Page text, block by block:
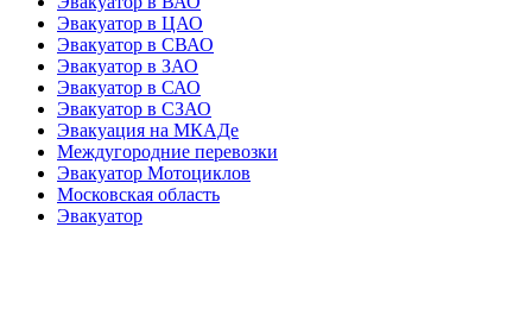
Эвакуатор в ЦАО
Эвакуатор в СВАО
Эвакуатор в ЗАО
Эвакуатор в САО
Эвакуатор в СЗАО
Эвакуация на МКАДе
Междугородние перевозки
Эвакуатор Мотоциклов
Московская область
Эвакуатор